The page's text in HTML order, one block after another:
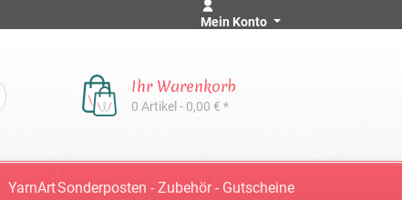
Mein Konto
Ihr Warenkorb
0 Artikel - 0,00 € *
YarnArtSonderposten - Zubehör - Gutscheine